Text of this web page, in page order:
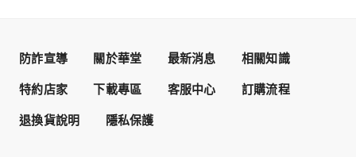
防詐宣導 關於華堂 最新消息
相關知識
特約店家
下載專區 客服中心
訂購流程
退換貨說明
隱私保護